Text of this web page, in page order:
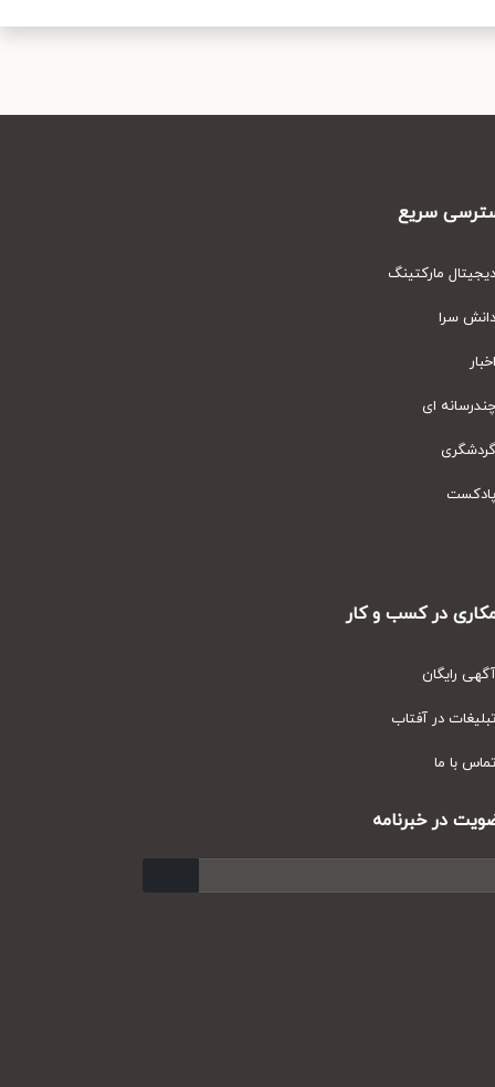
سریع
مارکتینگ
سرا
ای
در کسب و کار
رایگان
در آفتاب
با ما
در خبرنامه